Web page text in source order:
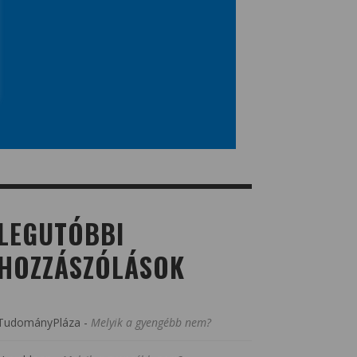
- Melyik a gyengébb nem?